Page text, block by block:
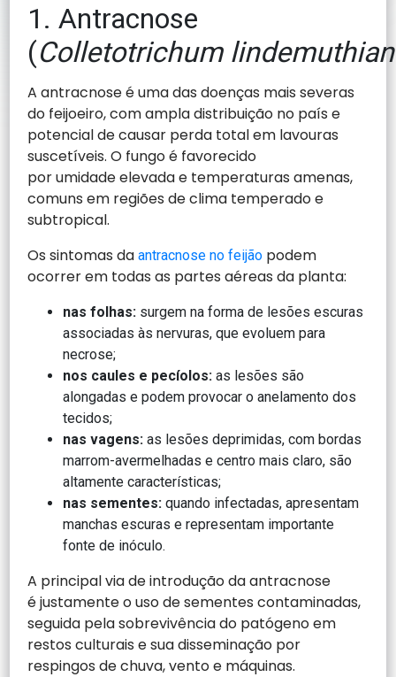
1. Antracnose
(Colletotrichum
A antracnose é uma das doenças mais severas
do feijoeiro, com ampla distribuição no país e
potencial de causar perda total em lavouras
suscetíveis. O fungo é favorecido
por umidade elevada e temperaturas amenas,
comuns em regiões de clima temperado e
subtropical.
Os sintomas daantracnose no feijão podem
ocorrer em todas as partes aéreas da planta:
nas folhas: surgem na forma de lesões escuras
associadas às nervuras, que evoluem para
necrose;
nos caules e pecíolos: as lesões são
alongadas e podem provocar o anelamento dos
tecidos;
nas vagens: as lesões deprimidas, com bordas
marrom-avermelhadas e centro mais claro, são
altamente características;
nas sementes: quando infectadas, apresentam
manchas escuras e representam importante
fonte de inóculo.
A principal via de introdução da antracnose
é justamente o uso de sementes contaminadas,
seguida pela sobrevivência do patógeno em
restos culturais e sua disseminação por
respingos de chuva, vento e máquinas.